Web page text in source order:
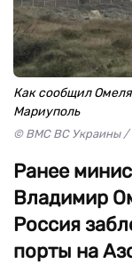
Как сообщил
Мариуполь
© ВМС ВС Украины /
Ранее
Владимир
Россия
порты на